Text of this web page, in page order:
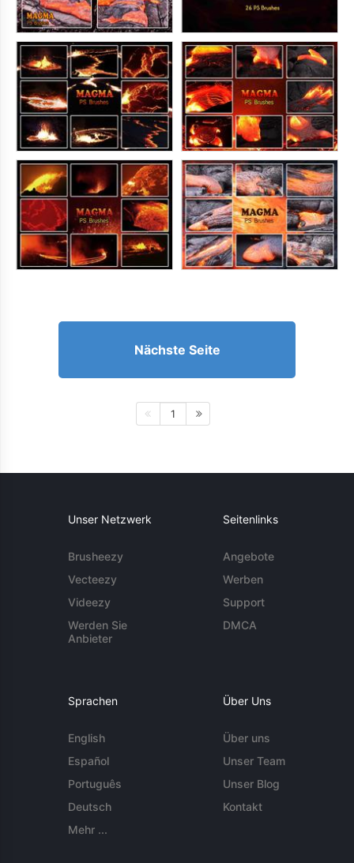
Nächste Seite
1
Unser Netzwerk
Brusheezy
Vecteezy
Videezy
Werden Sie
Anbieter
Seitenlinks
Angebote
Werben
Support
DMCA
Sprachen
English
Español
Português
Deutsch
Mehr ...
Über Uns
Über uns
Unser Team
Unser Blog
Kontakt